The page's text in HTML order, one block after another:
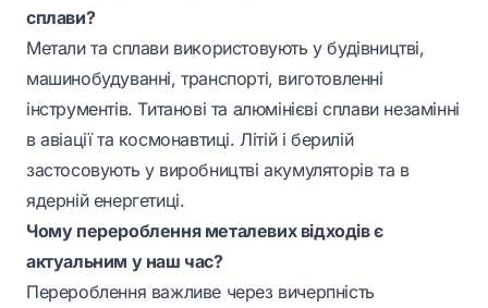
сплави?
Метали та сплави використовують у будівництві,
машинобудуванні, транспорті, виготовленні
інструментів. Титанові та алюмінієві сплави незамінні
в авіації та космонавтиці. Літій і берилій
застосовують у виробництві акумуляторів та в
ядерній енергетиці.
Чому перероблення металевих відходів є
актуальним у наш час?
Перероблення важливе через вичерпність